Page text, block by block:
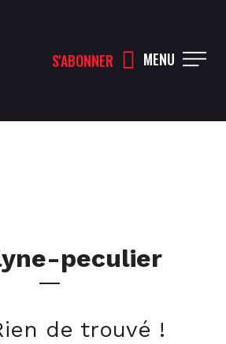
S'ABONNER MENU
peculier
de trouvé !